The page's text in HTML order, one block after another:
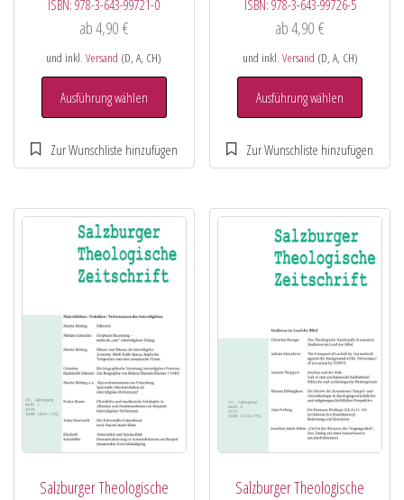
ISBN:978-3-643-99721-0
ab4,90 €
und inkl.Versand (D, A, CH)
Ausführung wählen
ISBN: 978-3-643-99726-5
ab4,90€
und inkl. Versand (D, A, CH)
Ausführung wählen
Salzburger Theologische
Salzburger Theologische